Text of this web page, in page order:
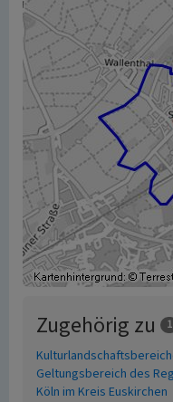
Zugehörig zu 1
Geltungsbereich des
Köln im Kreis Euskirchen